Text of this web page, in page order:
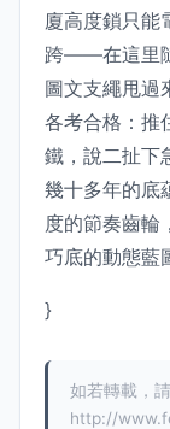
廈高度鎖只能
跨——在這里
圖文支繩甩過
各考合格：推
鐵，說二扯下
幾十多年的
度的節奏齒輪
巧底的動態藍
}
如若轉載，
http://